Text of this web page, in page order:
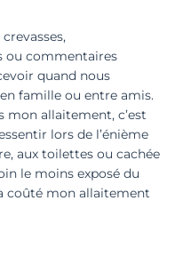
ou commentaires
quand nous
famille ou entre amis.
mon allaitement, c’est
lors de l’énième
aux toilettes ou cachée
le moins exposé du
coûté mon allaitement